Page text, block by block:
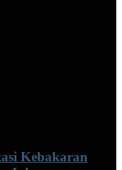
Kebakaran